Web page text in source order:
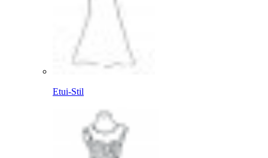
Etui-Stil